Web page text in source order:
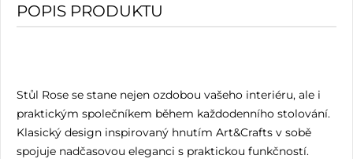
POPIS PRODUKTU
Stůl Rose se stane nejen ozdobou vašeho interiéru, ale i
praktickým společníkem během každodenního stolování.
Klasický design inspirovaný hnutím Art&Crafts v sobě
spojuje nadčasovou eleganci s praktickou funkčností.